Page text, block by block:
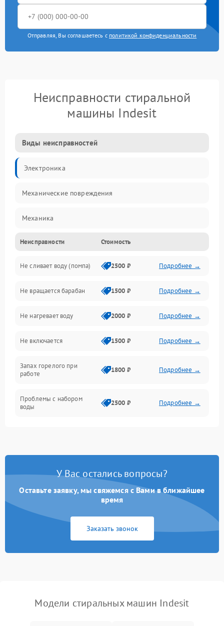
Отправляя, Вы соглашаетесь с политикой конфиденциальности
Неисправности стиральной
машины Indesit
Виды неисправностей
Электроника
Механические повреждения
Механика
Электропитание
Водоснабжение
Слив
Программное обеспечение
Неисправности Стоимость
Не сливает воду (помпа) 2500 ₽ Подробнее →
Не вращается барабан 1500 ₽ Подробнее →
Не нагревает воду 2000 ₽ Подробнее →
Не включается 1500 ₽ Подробнее →
Запах горелого при
работе
1800 ₽ Подробнее →
Проблемы с набором
воды
2500 ₽ Подробнее →
Замена платы управления 2200 ₽ Подробнее →
У Вас остались вопросы?
Оставьте заявку, мы свяжемся с Вами в ближайшее
время
Заказать звонок
Модели стиральных машин Indesit